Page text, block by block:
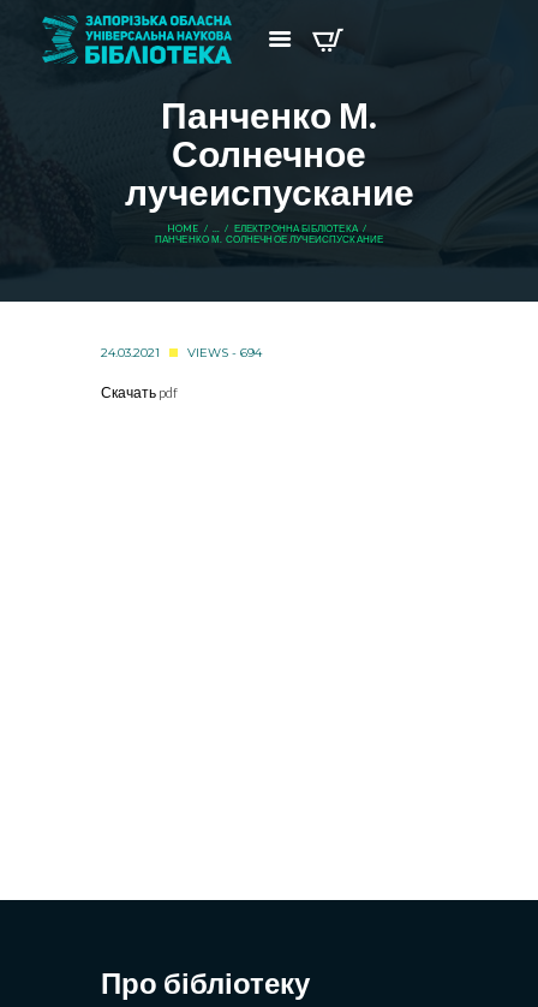
Панченко М.
Солнечное
лучеиспускание
HOME ...
ЕЛЕКТРОННА БІБЛІОТЕКА
ПАНЧЕНКО М. СОЛНЕЧНОЕ ЛУЧЕИСПУСКАНИЕ
24.03.2021 VIEWS - 694
Скачать pdf
Про бібліотеку